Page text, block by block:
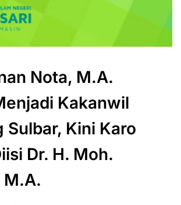
Nota, M.A.
Kakanwil
Sulbar, Kini Karo
Dr. H. Moh.
M.A.